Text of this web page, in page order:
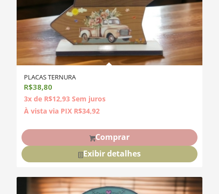
PLACAS TERNURA
R$38,80
3x de R$12,93 Sem juros
À vista via PIX R$34,92
Comprar
Exibir detalhes